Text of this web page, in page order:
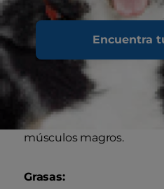
Encuentra
Los gatos necesitan los
para mantenerse sanos:
Proteína:
La proteína es esencial
proteína ayuda a
músculos magros.
Grasas: